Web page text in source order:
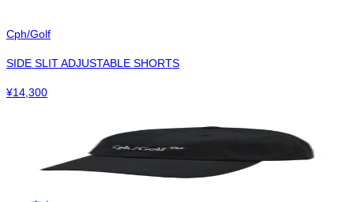
Cph/Golf
SIDE SLIT ADJUSTABLE SHORTS
¥14,300